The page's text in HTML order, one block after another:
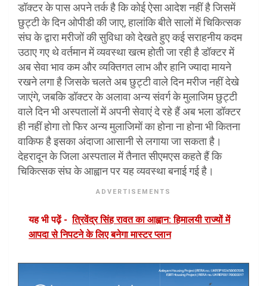
डॉक्टर के पास अपने तर्क है कि कोई ऐसा आदेश नहीं है जिसमें
छुट्टी के दिन ओपीडी की जाए, हालांकि बीते सालों में चिकित्सक
संघ के द्वारा मरीजों की सुविधा को देखते हुए कई सराहनीय कदम
उठाए गए थे वर्तमान में व्यवस्था खत्म होती जा रही है डॉक्टर में
अब सेवा भाव कम और व्यक्तिगत लाभ और हानि ज्यादा मायने
रखने लगा है जिसके चलते अब छुट्टी वाले दिन मरीज नहीं देखे
जाएंगे, जबकि डॉक्टर के अलावा अन्य संवर्ग के मुलाजिम छुट्टी
वाले दिन भी अस्पतालों में अपनी सेवाएं दे रहे हैं अब भला डॉक्टर
ही नहीं होगा तो फिर अन्य मुलाजिमों का होना ना होना भी कितना
वाकिफ है इसका अंदाजा आसानी से लगाया जा सकता है।
देहरादून के जिला अस्पताल में तैनात सीएमएस कहते हैं कि
चिकित्सक संघ के आह्वान पर यह व्यवस्था बनाई गई है।
ADVERTISEMENTS
यह भी पढ़ें - त्रिवेंद्र सिंह रावत का आह्वान: हिमालयी राज्यों में
आपदा से निपटने के लिए बनेगा मास्टर प्लान